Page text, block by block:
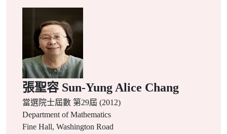
張聖容 Sun-Yung Alice Chang
當選院士屆數 第29屆 (2012)
Department of Mathematics
Fine Hall, Washington Road